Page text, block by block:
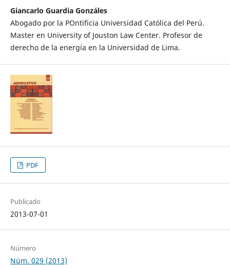
Giancarlo Guardia Gonzáles
Abogado por la POntificia Universidad Católica del Perú.
Master en University of Jouston Law Center. Profesor de
derecho de la energía en la Universidad de Lima.
PDF
Publicado
2013-07-01
Número
Núm. 029 (2013)